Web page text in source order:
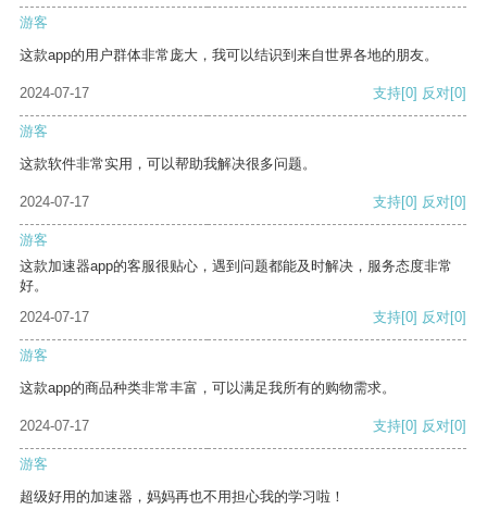
游客
这款app的用户群体非常庞大，我可以结识到来自世界各地的朋友。
2024-07-17 支持[0] 反对[0]
游客
这款软件非常实用，可以帮助我解决很多问题。
2024-07-17 支持[0] 反对[0]
游客
这款加速器app的客服很贴心，遇到问题都能及时解决，服务态度非常
好。
2024-07-17
支持[0] 反对[0]
游客
这款app的商品种类非常丰富，可以满足我所有的购物需求。
2024-07-17 支持[0] 反对[0]
游客
超级好用的加速器，妈妈再也不用担心我的学习啦！